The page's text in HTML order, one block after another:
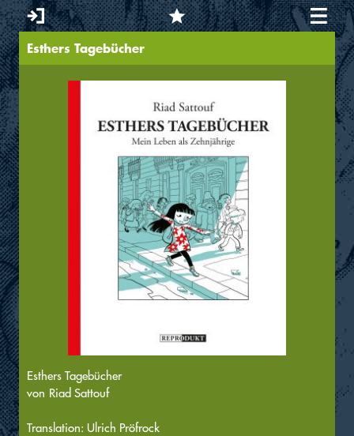
Sie sind hier
Esthers Tagebücher
Esthers Tagebücher
von Riad Sattouf
Translation: Ulrich Pröfrock